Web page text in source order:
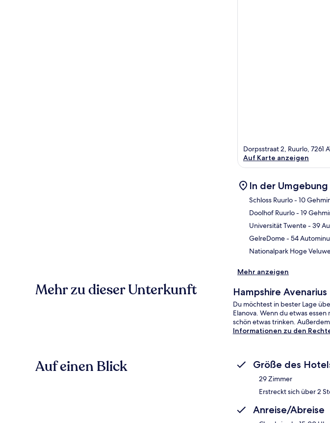
Dorpsstraat 2, Ruurlo, 7261
Auf Karte anzeigen
In der Umgebung
Schloss Ruurlo- 10
Doolhof Ruurlo- 19
Universität Twente- 39
GelreDome- 54
Nationalpark Hoge
Mehr anzeigen
Mehr zu dieser Unterkunft Hampshire Avenarius
Du möchtest in bester Lage
Elanova. Wenn du etwas
schön etwas trinken.
Informationen zu den
Auf einen Blick Größe des
29 Zimmer
Erstreckt sich über 2
Anreise/Abreise